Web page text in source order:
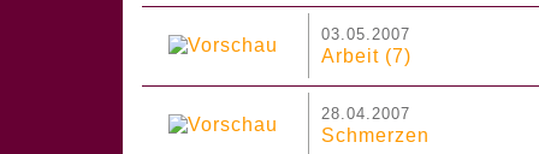
03.05.2007
Arbeit (7)
28.04.2007
Schmerzen